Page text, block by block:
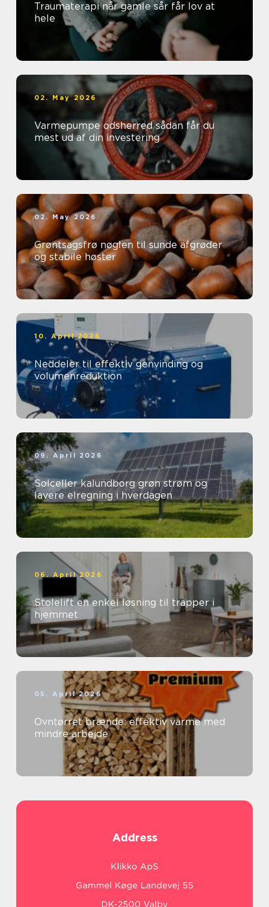
Traumaterapi når gamle sår får lov at
hele
02. May 2026
Varmepumpe odsherred sådan får du
mest ud af din investering
02. May 2026
Grøntsagsfrø nøglen til sunde afgrøder
og stabile høster
10. April 2026
Neddeler til effektiv genvinding og
volumenreduktion
09. April 2026
Solceller kalundborg grøn strøm og
lavere elregning i hverdagen
06. April 2026
Stolelift en enkel løsning til trapper i
hjemmet
05. April 2026
Ovntørret brænde: effektiv varme med
mindre arbejde
Address